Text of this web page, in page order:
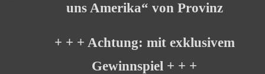
uns Amerika“ von Provinz
+ + + Achtung: mit exklusivem
Gewinnspiel + + +